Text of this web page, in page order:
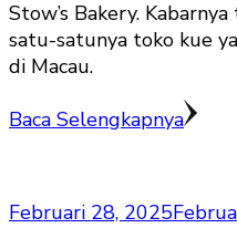
Stow’s Bakery.
satu-satunya toko kue
di Macau.
Baca Selengkapnya
Februari 28, 2025